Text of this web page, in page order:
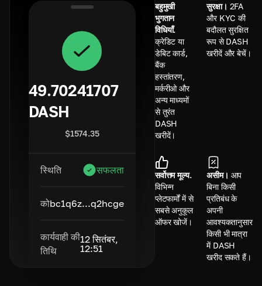
49.70241707
DASH
$1574.35
स्थिति सफलता
कोbc1q6z...q2hcge
कार्यवाही की
तिथि
12 सितंबर,
12:51
बहुमुखी
भुगतान
विधियाँ.
क्रेडिट या
डेबिट कार्ड,
बैंक
हस्तांतरण,
मर्करीओ और
अन्य माध्यमों
से तुरंत
DASH
खरीदें।
सुरक्षा। 2FA
और KYC की
बदौलत सुरक्षित
रूप से DASH
खरीदें और बेचें।
सर्वोत्तम मूल्य.
विभिन्न
प्लेटफार्मों में से
सबसे अनुकूल
ऑफर खोजें।
असीम। आप
बिना किसी
प्रतिबंध के
अपनी
आवश्यकतानुसार
किसी भी मात्रा
में DASH
खरीद सकते हैं।